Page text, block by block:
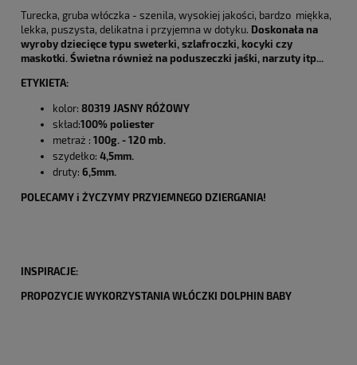
Turecka, gruba włóczka - szenila, wysokiej jakości, bardzo miękka,
lekka, puszysta, delikatna i przyjemna w dotyku. Doskonała na
wyroby dziecięce typu sweterki, szlafroczki, kocyki czy
maskotki. Świetna również na poduszeczki jaśki, narzuty itp...
ETYKIETA:
kolor: 80319 JASNY RÓŻOWY
skład:100% poliester
metraż : 100g. - 120 mb.
szydełko: 4,5mm.
druty: 6,5mm.
POLECAMY i ŻYCZYMY PRZYJEMNEGO DZIERGANIA!
INSPIRACJE:
PROPOZYCJE WYKORZYSTANIA WŁÓCZKI DOLPHIN BABY